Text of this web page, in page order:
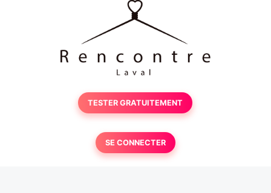
TESTER GRATUITEMENT
SE CONNECTER